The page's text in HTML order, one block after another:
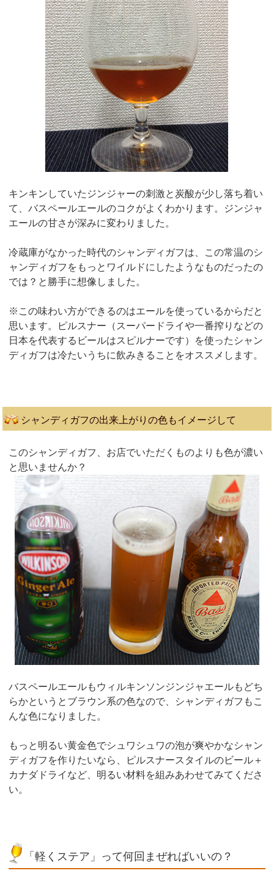
キンキンしていたジンジャーの刺激と炭酸が少し落ち着い
て、バスペールエールのコクがよくわかります。ジンジャ
エールの甘さが深みに変わりました。
冷蔵庫がなかった時代のシャンディガフは、この常温のシ
ャンディガフをもっとワイルドにしたようなものだったの
では？と勝手に想像しました。
※この味わい方ができるのはエールを使っているからだと
思います。ピルスナー（スーパードライや一番搾りなどの
日本を代表するビールはスピルナーです）を使ったシャン
ディガフは冷たいうちに飲みきることをオススメします。
シャンディガフの出来上がりの色もイメージして
このシャンディガフ、お店でいただくものよりも色が濃い
と思いませんか？
バスペールエールもウィルキンソンジンジャエールもどち
らかというとブラウン系の色なので、シャンディガフもこ
んな色になりました。
もっと明るい黄金色でシュワシュワの泡が爽やかなシャン
ディガフを作りたいなら、ピルスナースタイルのビール＋
カナダドライなど、明るい材料を組みあわせてみてくださ
い。
「軽くステア」って何回まぜればいいの？